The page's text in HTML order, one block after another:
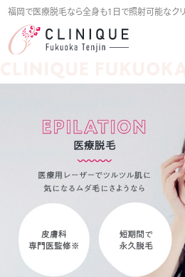
福岡で医療脱毛なら全身も1日で照射可能なク